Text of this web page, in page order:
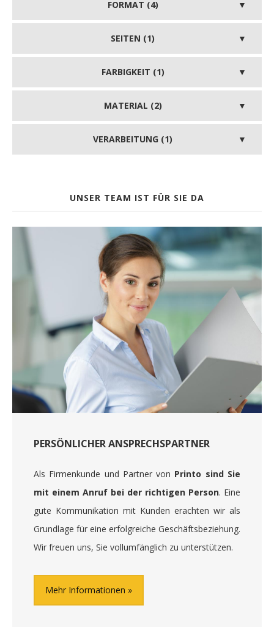
FORMAT (4)
SEITEN (1)
FARBIGKEIT (1)
MATERIAL (2)
VERARBEITUNG (1)
UNSER TEAM IST FÜR SIE DA
PERSÖNLICHER ANSPRECHSPARTNER
Als Firmenkunde und Partner von Printo sind Sie
mit einem Anruf bei der richtigen Person. Eine
gute Kommunikation mit Kunden erachten wir als
Grundlage für eine erfolgreiche Geschäftsbeziehung.
Wir freuen uns, Sie vollumfänglich zu unterstützen.
Mehr Informationen